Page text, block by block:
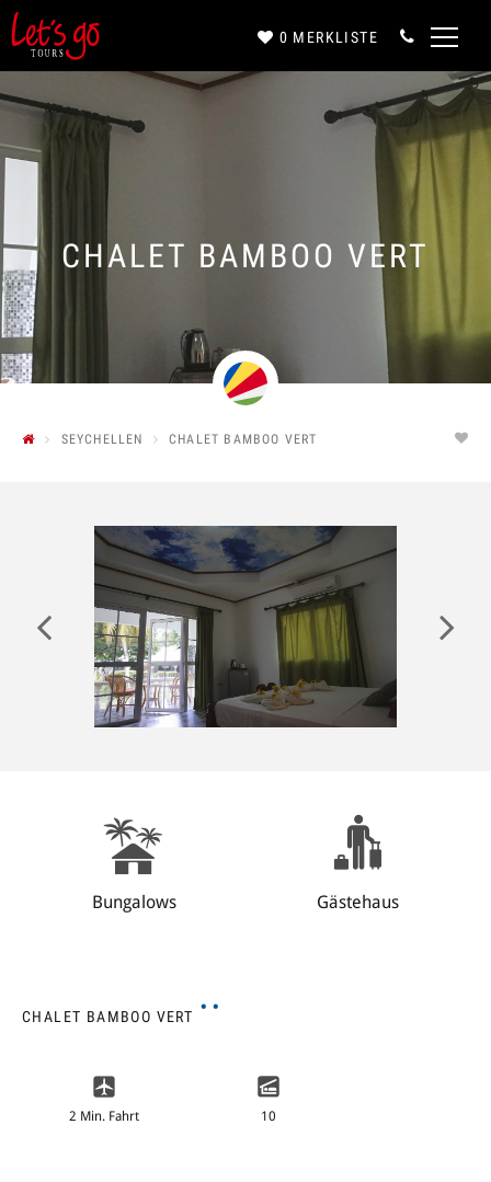
0 MERKLISTE
CHALET BAMBOO VERT
SEYCHELLEN CHALET BAMBOO VERT
Bungalows Gästehaus
CHALET BAMBOO VERT ··
2 Min. Fahrt 10
Anrede*
ANMELDEN